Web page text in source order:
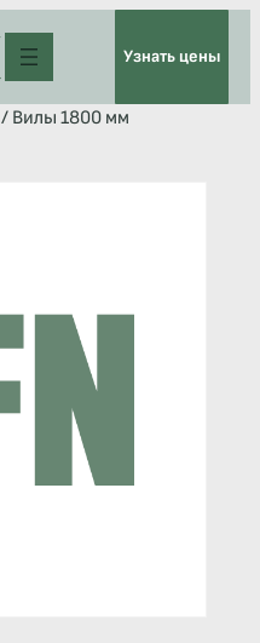
Узнать цены
/ Вилы 1800 мм